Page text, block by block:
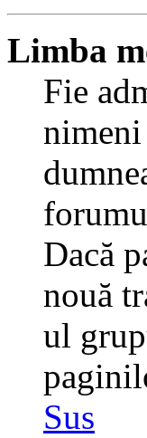
Limba
Fie
Dacă
nouă
ul
Sus